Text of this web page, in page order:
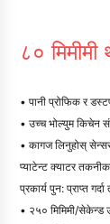
८०
• पानी प्रोफिक र
• उच्च भोल्युम किचेन
• कागज लिनुहोस्
प्याटेन्ट क्याटर तकनीक
प्रकार्य पुन: प्राप्त
• २५० मिमिमी/सेकेन्ड